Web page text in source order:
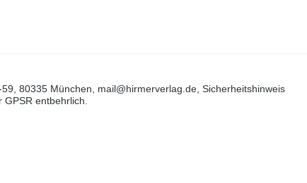
80335 München, mail@hirmerverlag.de, Sicherheitshinweis
entbehrlich.